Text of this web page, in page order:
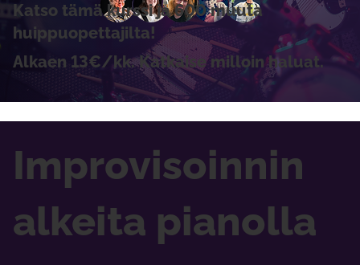
Katso tämä kurssi ja 600 muuta
huippuopettajilta!
Alkaen 13€/kk. Katkaise milloin haluat.
Improvisoinnin
alkeita pianolla